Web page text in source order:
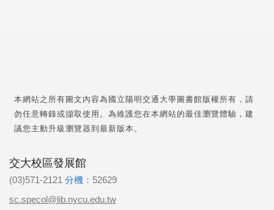
本網站之所有圖文內容為國立陽明交通大學圖書館版權所有，請
勿任意轉錄或擷取使用。為維護您在本網站的最佳瀏覽體驗，建
議您主動升級瀏覽器到最新版本。
交大校區發展館
(03)571-2121 分機： 52629
sc.specol@lib.nycu.edu.tw